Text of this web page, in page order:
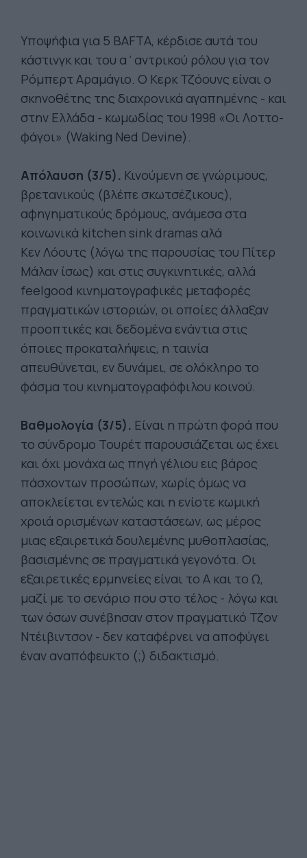
Υποψήφια για 5 BAFTA, κέρδισε αυτά του
κάστινγκ και του α΄αντρικού ρόλου για τον
Ρόμπερτ Αραμάγιο. Ο Κερκ Τζόουνς είναι ο
σκηνοθέτης της διαχρονικά αγαπημένης - και
στην Ελλάδα - κωμωδίας του 1998 «Οι Λοττο-
φάγοι» (Waking Ned Devine).
Απόλαυση (3/5). Κινούμενη σε γνώριμους,
βρετανικούς (βλέπε σκωτσέζικους),
αφηγηματικούς δρόμους, ανάμεσα στα
κοινωνικά kitchen sink dramas αλά
Κεν Λόουτς (λόγω της παρουσίας του Πίτερ
Μάλαν ίσως) και στις συγκινητικές, αλλά
feelgood κινηματογραφικές μεταφορές
πραγματικών ιστοριών, οι οποίες άλλαξαν
προοπτικές και δεδομένα ενάντια στις
όποιες προκαταλήψεις, η ταινία
απευθύνεται, εν δυνάμει, σε ολόκληρο το
φάσμα του κινηματογραφόφιλου κοινού.
Βαθμολογία (3/5). Είναι η πρώτη φορά που
το σύνδρομο Τουρέτ παρουσιάζεται ως έχει
και όχι μονάχα ως πηγή γέλιου εις βάρος
πάσχοντων προσώπων, χωρίς όμως να
αποκλείεται εντελώς και η ενίοτε κωμική
χροιά ορισμένων καταστάσεων, ως μέρος
μιας εξαιρετικά δουλεμένης μυθοπλασίας,
βασισμένης σε πραγματικά γεγονότα. Οι
εξαιρετικές ερμηνείες είναι το Α και το Ω,
μαζί με το σενάριο που στο τέλος - λόγω και
των όσων συνέβησαν στον πραγματικό Τζον
Ντέιβιντσον - δεν καταφέρνει να αποφύγει
έναν αναπόφευκτο (;) διδακτισμό.